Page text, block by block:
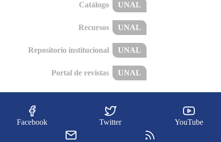
Catálogo UNAL
Recursos UNAL
Repositorio institucional UNAL
Portal de revistas UNAL
Facebook Twitter YouTube